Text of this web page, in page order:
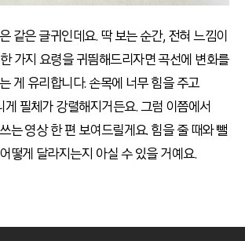
같은 글귀인데요. 딱 보는 순간, 전혀 느낌이
가지 요령을 귀띔해드리자면 곡선에 변화를
게 유리합니다.손목에 너무 힘을 주고
게 필체가 강렬해지거든요.그럼 이쯤에서
는 영상 한 편 보여드릴게요. 힘을 줄 때와 뺄
떻게 달라지는지 아실 수 있을 거예요.